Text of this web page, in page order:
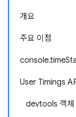
개요
주요 이점
User Timings
devtools 객체